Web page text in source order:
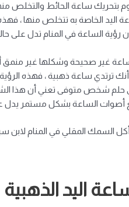
يقوم بتحريك ساعة الحائط
اليد الخاصة به تتخلص منها ،
الساعة في المنام تدل على
الساعة غير صحيحة وشكلها غير
ترتدي ساعة ذهبية ، فهذه
حلم شخص متوفى تعني أن هذا
الساعة بشكل مستمر يدل
السمك المقلي في المنام لابن
اليد الذهبية